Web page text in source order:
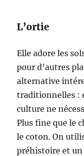
L’ortie
Elle adore les
pour d’autres
alternative
traditionnelles :
culture ne
Plus fine que le
le coton. On
préhistoire et un